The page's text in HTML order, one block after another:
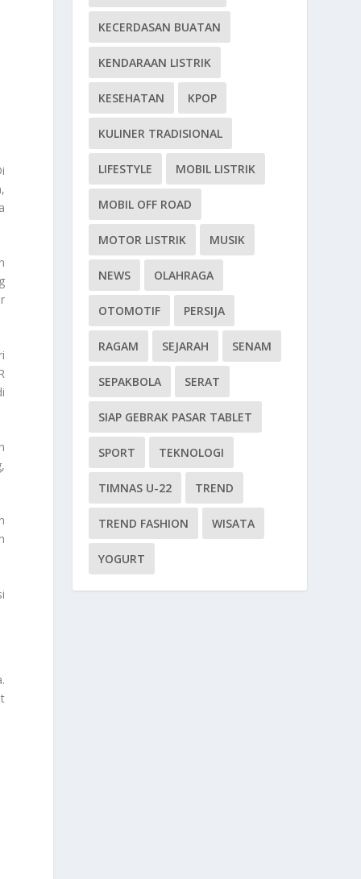
KECERDASAN BUATAN
KENDARAAN LISTRIK
KESEHATAN KPOP
KULINER TRADISIONAL
LIFESTYLE MOBIL LISTRIK
MOBIL OFF ROAD
MOTOR LISTRIK MUSIK
NEWS OLAHRAGA
OTOMOTIF PERSIJA
RAGAM SEJARAH SENAM
SEPAKBOLA SERAT
SIAP GEBRAK PASAR TABLET
SPORT TEKNOLOGI
TIMNAS U-22 TREND
TREND FASHION WISATA
YOGURT